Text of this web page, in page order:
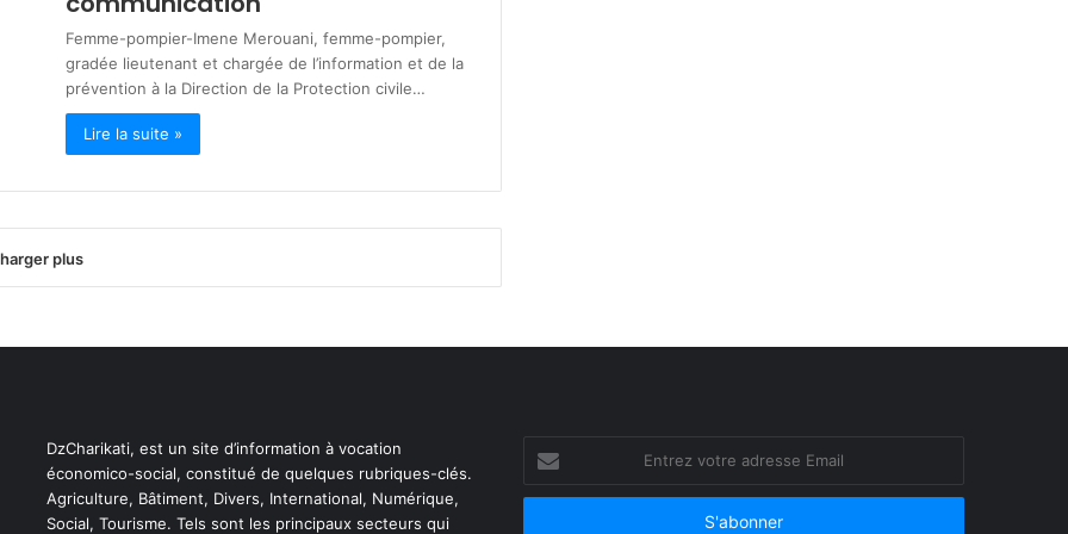
Femme-pompier-Imene Merouani, femme-pompier,
gradée lieutenant et chargée de l’information et de la
prévention à la Direction de la Protection civile…
Lire la suite »
plus
DzCharikati, est un site d’information à vocation
économico-social, constitué de quelques rubriques-clés.
Agriculture, Bâtiment, Divers, International, Numérique,
Social, Tourisme. Tels sont les principaux secteurs qui
votre
adresse